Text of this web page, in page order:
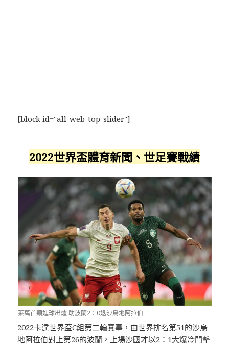
[block id="all-web-top-slider"]
2022世界盃體育新聞、世足賽戰績
萊萬首顆進球出爐 助波蘭2：0退沙烏地阿拉伯
2022卡達世界盃C組第二輪賽事，由世界排名第51的沙烏
地阿拉伯對上第26的波蘭，上場沙國才以2：1大爆冷門擊